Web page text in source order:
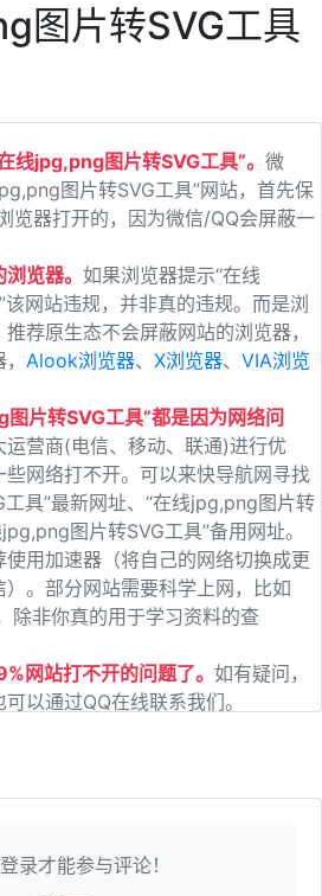
图片转SVG工具
线jpg,png图片转SVG工具”。 微
图片转SVG工具”网站，首先保
览器打开的，因为微信/QQ会屏蔽一
览器。 如果浏览器提示“在线
网站违规，并非真的违规。而是浏
荐原生态不会屏蔽网站的浏览器，
Alook浏览器、 X浏览器、 VIA浏览
片转SVG工具”都是因为网络问
营商(电信、移动、联通)进行优
网络打不开。可以来快导航网寻找
具”最新网址、“在线jpg,png图片转
图片转SVG工具”备用网址。
用加速器（将自己的网络切换成更
。部分网站需要科学上网，比如
除非你真的用于学习资料的查
网站打不开的问题了。 如有疑问，
以通过QQ在线联系我们。
录才能参与评论！